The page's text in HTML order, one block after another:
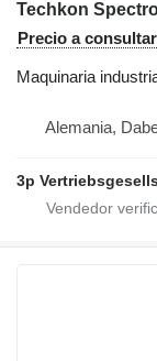
Techkon
Precio a consultar
Maquinaria
Alemania,
3p